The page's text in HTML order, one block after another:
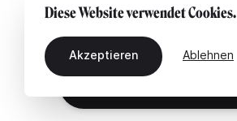
Über uns Rechtshinweis Kontaktiere uns
Diese Website verwendet Cookies.
Akzeptieren Ablehnen